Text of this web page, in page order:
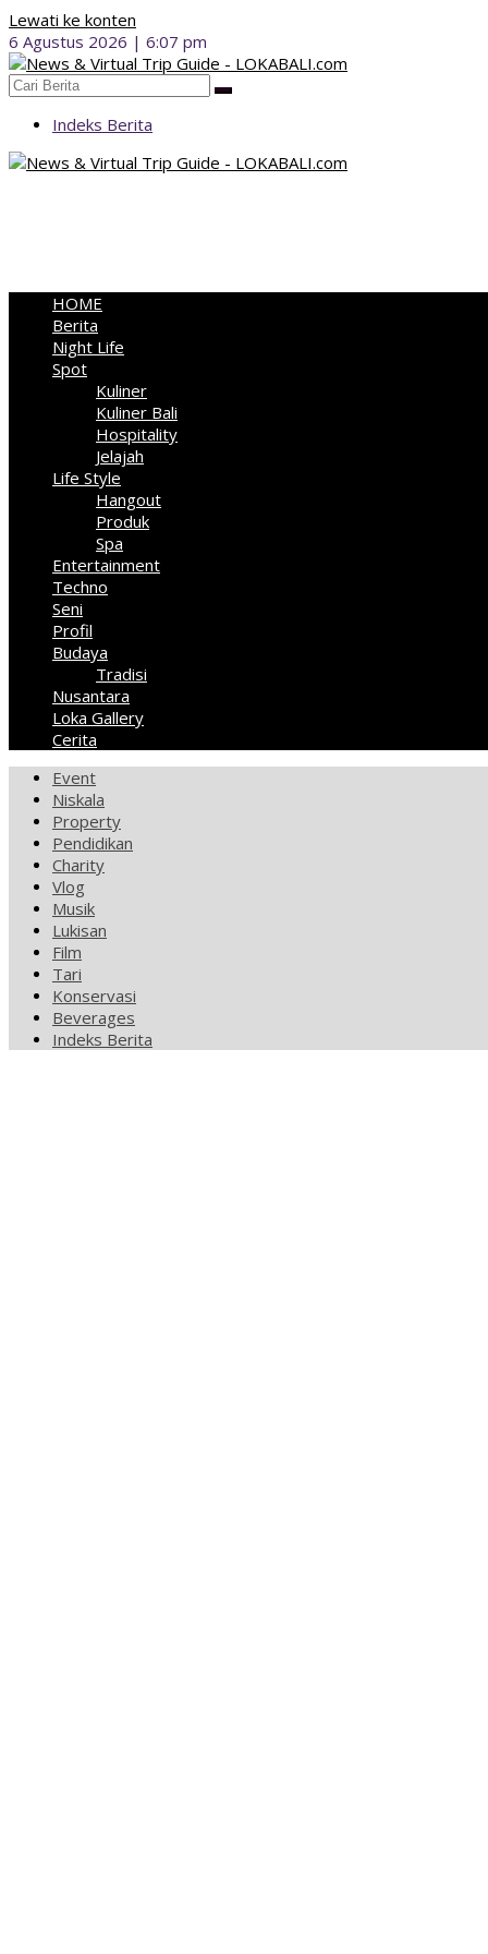
Lewati ke konten
6 Agustus 2026 | 6:07 pm
Indeks Berita
HOME
Berita
Night Life
Spot
Kuliner
Kuliner Bali
Hospitality
Jelajah
Life Style
Hangout
Produk
Spa
Entertainment
Techno
Seni
Profil
Budaya
Tradisi
Nusantara
Loka Gallery
Cerita
Event
Niskala
Property
Pendidikan
Charity
Vlog
Musik
Lukisan
Film
Tari
Konservasi
Beverages
Indeks Berita